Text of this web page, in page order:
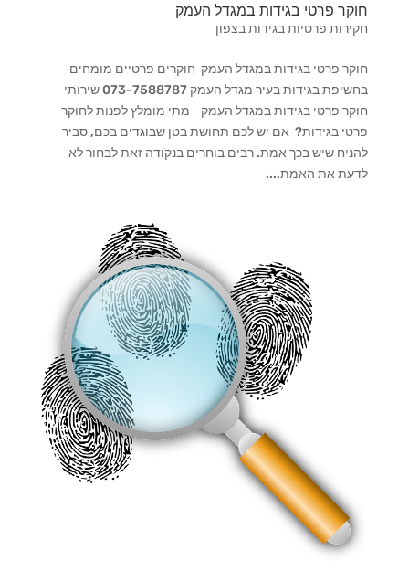
חוקר פרטי בגידות במגדל העמק
חקירות פרטיות בגידות בצפון
חוקר פרטי בגידות במגדל העמק חוקרים פרטיים מומחים
בחשיפת בגידות בעיר מגדל העמק 073-7588787 שירותי
חוקר פרטי בגידות במגדל העמק מתי מומלץ לפנות לחוקר
פרטי בגידות? אם יש לכם תחושת בטן שבוגדים בכם, סביר
להניח שיש בכך אמת. רבים בוחרים בנקודה זאת לבחור לא
לדעת את האמת....